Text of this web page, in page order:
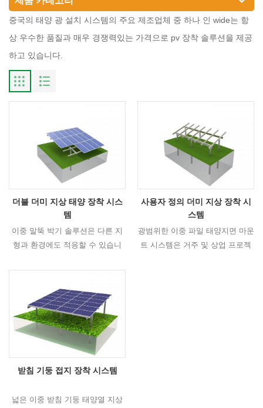
중국의 태양 광 설치 시스템의 주요 제조업체 중 하나 인 wide는 항
상 우수한 품질과 매우 경쟁력있는 가격으로 pv 장착 솔루션을 제공
하고 있습니다.
더블 더미 지상 태양 장착 시스
템
이중 말뚝 박기 솔루션은 다른 지
형과 환경에도 적응할 수 있습니
쉽고 빠르게 설치하고 다른 태양열
장착 솔루션이 있습니다.
사용자 정의 더미 지상 장착 시
스템
광범위한 이중 파일 태양지면 마운
트 시스템은 거주 및 상업 프로젝
받침 기둥 접지 장착 시스템
넓은 이중 받침 기둥 태양열 지상